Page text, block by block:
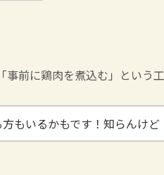
前に鶏肉を煮込む」という
方もいるかもです！知らんけど